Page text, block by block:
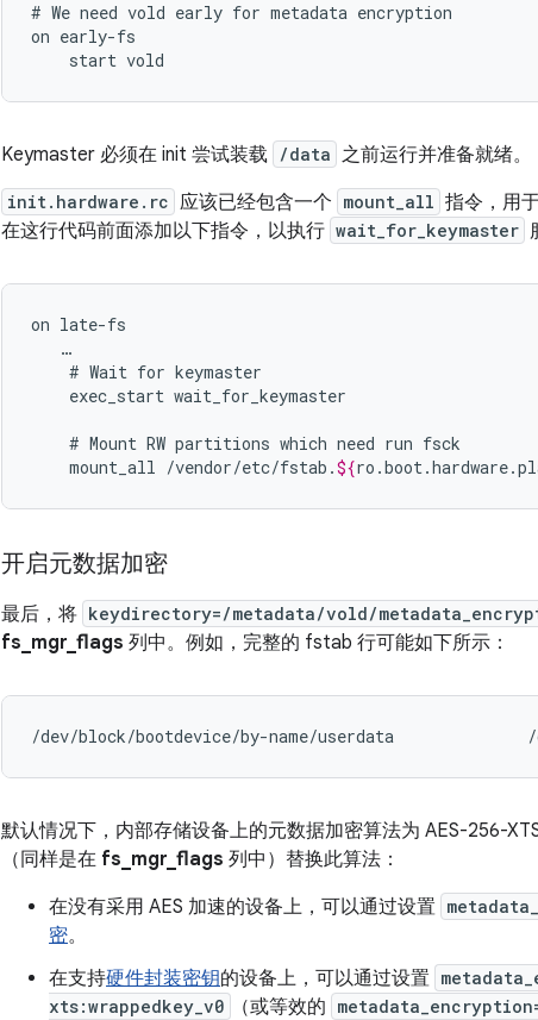
# We need vold early for metadata encryption
on early-fs
    start vold
Keymaster 必须在 init 尝试装载 /data 之前运行并准备就绪。
init.hardware.rc 应该已经包含一个 mount_all 指令，用
在这行代码前面添加以下指令，以执行 wait_for_keymaster
on
…
# Wait for
exec_start wait_for_keymaster
# Mount RW partitions which need run
mount_all /vendor/etc/fstab.${ro .boot.hardware.
开启元数据加密
最后，将 keydirectory=/metadata/vold/
fs_mgr_flags 列中。例如，完整的 fstab 行可能如下所示：
/dev/block/bootdevice/by-name/userdata
默认情况下，内部存储设备上的元数据加密算法为 AES-256-
（同样是在 fs_mgr_flags 列中）替换此算法：
在没有采用 AES 加速的设备上，可以通过设置
密。
在支持硬件封装密钥的设备上，可以通过设置
xts:wrappedkey_v0
（或等效的